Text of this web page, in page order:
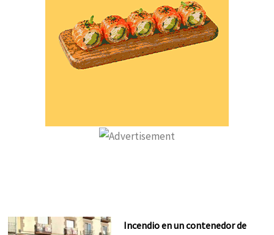
Incendio en un contenedor de